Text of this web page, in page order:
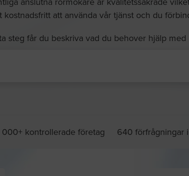
kostnadsfritt att använda vår tjänst och du
steg får du beskriva vad du behover hjälp med
000+ kontrollerade företag 640 förfrågningar